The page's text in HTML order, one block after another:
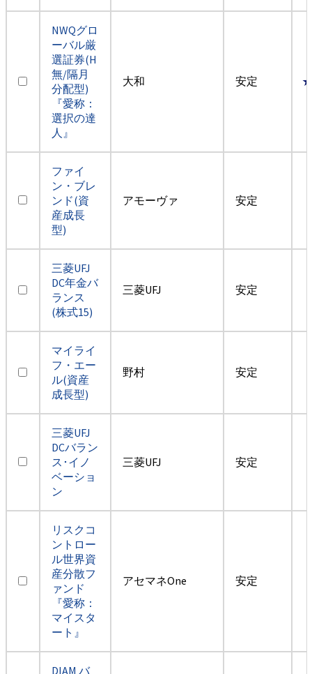
NWQグロ
ーバル厳
選証券(H
無/隔月
分配型)
『愛称：
選択の達
人』
大和 安定
ファイ
ン・ブレ
ンド(資
産成長
型)
アモーヴァ 安定
三菱UFJ
DC年金バ
ランス
(株式15)
三菱UFJ 安定
マイライ
フ・エー
ル(資産
成長型)
野村 安定
三菱UFJ
DCバラン
ス･イノ
ベーショ
ン
三菱UFJ 安定
リスクコ
ントロー
ル世界資
産分散フ
ァンド
『愛称：
マイスタ
ート』
アセマネOne 安定
DIAM バ